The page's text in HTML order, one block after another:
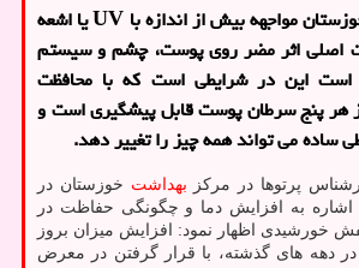
به گزارش سلامت، خوزستان مواجهه بیش از اندازه با UV یا اشعه
اصلی اثر مضر روی پوست، چشم و سیستم
است این در شرایطی است که با محافظت
هر پنج سرطان پوست قابل پیشگیری است و
ساده می تواند همه چیز را تغییر دهد.
پرتوها در مرکز بهداشت خوزستان در
اشاره به افزایش دما و چگونگی حفاظت در
خورشیدی اظهار نمود: افزایش میزان بروز
در دهه های گذشته، با قرار گرفتن در معرض